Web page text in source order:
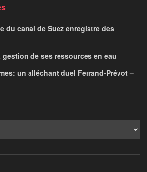
du canal de Suez enregistre des
gestion de ses ressources en eau
un alléchant duel Ferrand-Prévot –